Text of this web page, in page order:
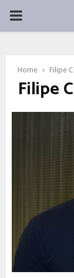
PRIMARY
Home Filipe
Filipe